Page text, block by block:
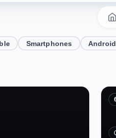
Smartphones Android